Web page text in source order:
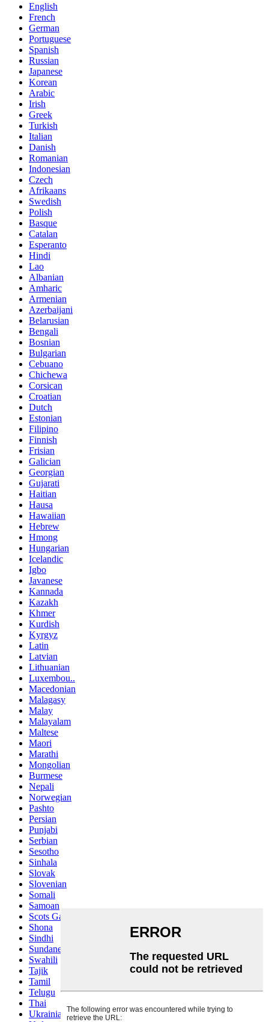
English
French
German
Portuguese
Spanish
Russian
Japanese
Korean
Arabic
Irish
Greek
Turkish
Italian
Danish
Romanian
Indonesian
Czech
Afrikaans
Swedish
Polish
Basque
Catalan
Esperanto
Hindi
Lao
Albanian
Amharic
Armenian
Azerbaijani
Belarusian
Bengali
Bosnian
Bulgarian
Cebuano
Chichewa
Corsican
Croatian
Dutch
Estonian
Filipino
Finnish
Frisian
Galician
Georgian
Gujarati
Haitian
Hausa
Hawaiian
Hebrew
Hmong
Hungarian
Icelandic
Igbo
Javanese
Kannada
Kazakh
Khmer
Kurdish
Kyrgyz
Latin
Latvian
Lithuanian
Luxembou..
Macedonian
Malagasy
Malay
Malayalam
Maltese
Maori
Marathi
Mongolian
Burmese
Nepali
Norwegian
Pashto
Persian
Punjabi
Serbian
Sesotho
Sinhala
Slovak
Slovenian
Somali
Samoan
Scots Gaelic
Shona
Sindhi
Sundanese
Swahili
Tajik
Tamil
Telugu
Thai
Ukrainian